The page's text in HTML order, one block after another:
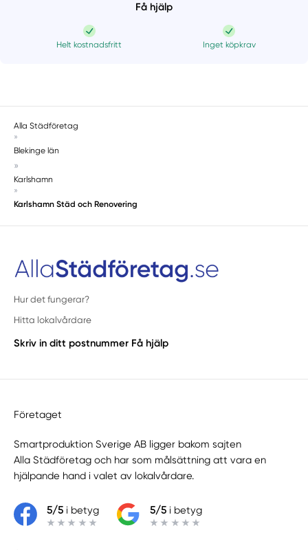
Få hjälp
Helt kostnadsfritt Inget köpkrav
Alla Städföretag
»
Blekinge län
»
Karlshamn
»
Karlshamn Städ och Renovering
Hur det fungerar?
Hitta lokalvårdare
Skriv in ditt postnummer Få hjälp
Företaget
Smartproduktion Sverige AB ligger bakom sajten
Alla Städföretag och har som målsättning att vara en
hjälpande hand i valet av lokalvårdare.
5/5i betyg 5/5i betyg